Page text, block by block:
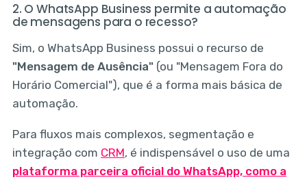
2. O WhatsApp Business permite a automação
de mensagens para o recesso?
Sim, o WhatsApp Business possui o recurso de
"Mensagem de Ausência"(ou "Mensagem Fora do
Horário Comercial"), que é a forma mais básica de
automação.
Para fluxos mais complexos, segmentação e
integração com CRM, é indispensável o uso de uma
plataforma parceira oficial do WhatsApp, como a